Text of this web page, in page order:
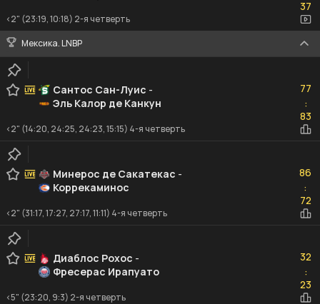
37
<2" (23:19, 10:18) 2-я четверть
Мексика. LNBP
Сантос Сан-Луис -
Эль Калор де Канкун
77
:83
83
<2" (14:20, 24:25, 24:23, 15:15) 4-я четверть
Минерос де Сакатекас -
Коррекаминос
86
:72
72
<2" (31:17, 17:27, 27:17, 11:11) 4-я четверть
Диаблос Рохос -
Фресерас Ирапуато
32
:23
23
<5" (23:20, 9:3) 2-я четверть